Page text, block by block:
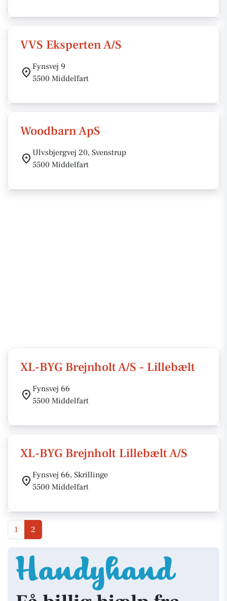
VVS Eksperten A/S
Fynsvej 9
5500 Middelfart
Woodbarn ApS
Ulvsbjergvej 20, Svenstrup
5500 Middelfart
XL-BYG Brejnholt A/S - Lillebælt
Fynsvej 66
5500 Middelfart
XL-BYG Brejnholt Lillebælt A/S
Fynsvej 66, Skrillinge
5500 Middelfart
1 2